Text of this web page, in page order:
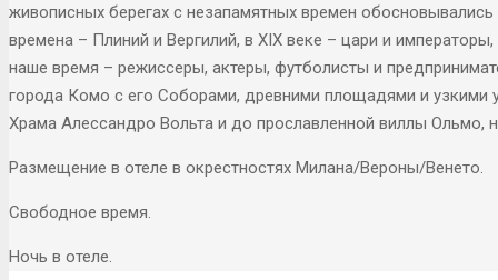
живописных берегах с незапамятных времен
времена – Плиний и Вергилий, в XIX веке – цари и
наше время – режиссеры, актеры, футболисты и
города Комо с его Соборами, древними площадями и узкими
Храма Алессандро Вольта и до прославленной виллы Ольмо,
Размещение в отеле в окрестностях Милана/Вероны/Венето.
Свободное время.
Ночь в отеле.